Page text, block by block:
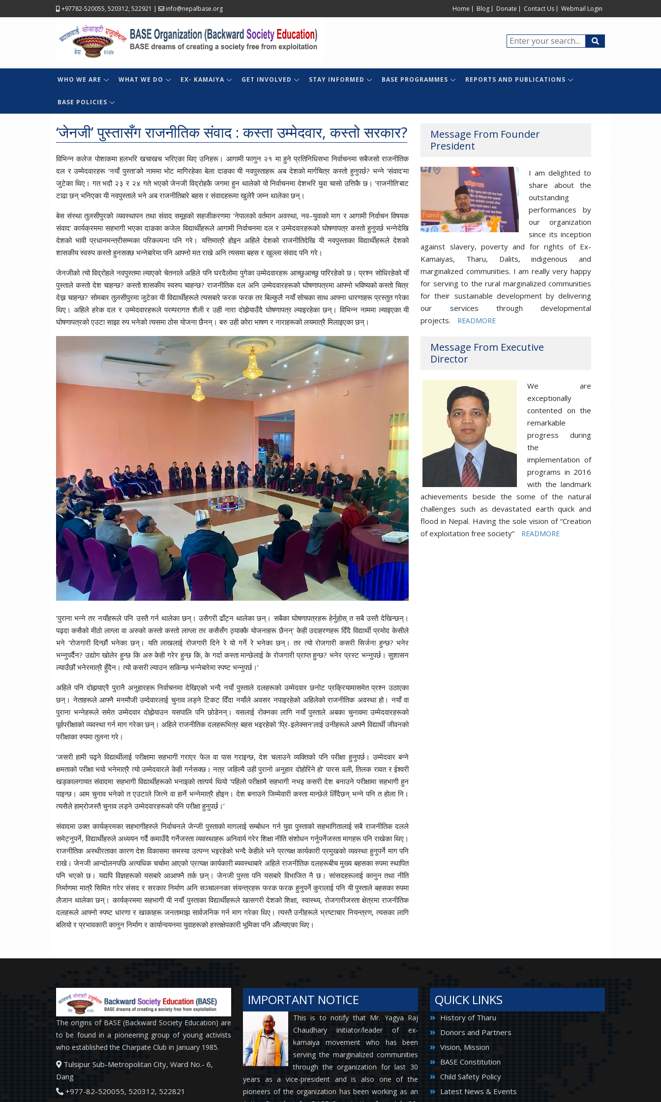
+97782-520055, 520312, 522921 | info@nepalbase.org Home Blog Donate Contact Us Webmail Login
WHO WE ARE WHAT WE DO EX- KAMAIYA GET INVOLVED STAY INFORMED BASE PROGRAMMES REPORTS AND PUBLICATIONS
BASE POLICIES
‘जेनजी’ पुस्तासँग राजनीतिक संवाद : कस्ता उम्मेदवार, कस्तो सरकार?
विभिन्न कलेज पोशाकमा हलभरि खचाखच भरिएका थिए उनिहरू। आगामी फागुन २१ मा हुने प्रतिनिधिसभा निर्वाचनमा सबैजसो राजनीतिक
दल र उम्मेदवारहरू ‘नयाँ पुस्ता’को नाममा भोट मागिरहेका बेला दाङका यी नवपुस्ताहरू अब देशको मार्गचित्र कस्तो हुनुपर्छ? भन्ने ‘संवाद’मा
जुटेका थिए। गत भदौ २३ र २४ गते भएको जेनजी विद्रोहकै जगमा हुन थालेको यो निर्वाचनमा देशभरि युवा चासो उत्तिकै छ। ‘राजनीति’बाट
टाढा छन् भनिएका यी नवपुस्ताले भने अब राजनीतिबारे बहस र संवादहरूमा खुलेरै जम्न थालेका छन्।
बेस संस्था तुलसीपुरको व्यवस्थापन तथा संवाद समूहको सहजीकरणमा ‘नेपालको वर्तमान अवस्था, नव–युवाको माग र आगामी निर्वाचन विषयक
संवाद’ कार्यक्रममा सहभागी भएका दाङका कजेल विद्यार्थीहरूले आगामी निर्वाचनमा दल र उम्मेदवारहरूको घोषणापत्र कस्तो हुनुपर्छ भन्नेदेखि
देशको भावी प्रधानमन्त्रीसम्मका परिकल्पना पनि गरे। यत्तिमात्रै होइन अहिले देशको राजनीतिदेखि यी नवपुस्ताका विद्यार्थीहरूले देशको
शासकीय स्वरुप कस्तो हुनसक्छ भन्नेबारेमा पनि आफ्नो मत राखे अनि त्यसमा बहस र खुल्ला संवाद पनि गरे।
जेनजीको त्यो विद्रोहले नवपुस्तमा ल्याएको चेतनाले अहिले पनि घरदैलोमा पुगेका उम्मेदवारहरू आच्छुआच्छु पारिरहेको छ। प्रश्न सोधिरहेको योँ
पुस्ताले कस्तो देश चाहन्छ? कस्तो शासकीय स्वरुप चाहन्छ? राजनीतिक दल अनि उम्मेदवारहरूको घोषणापत्रमा आफ्नो भविष्यको कस्तो चित्र
देख्न चाहन्छ? सोमबार तुलसीपुरमा जुटेका यी विद्यार्थीहरूले त्यसबारे फरक फरक तर बिल्कुलै नयाँ सोचका साथ आफ्ना धारणाहरू प्रस्तुत गरेका
थिए। अहिले हरेक दल र उम्मेदवारहरूले परम्परागत शैली र उही नारा दोहोर्‍याउँदै घोषणापत्र ल्याइरहेका छन्। विभिन्न नाममा ल्याइएका यी
घोषणापत्रको एउटा साझा रुप भनेको त्यसमा ठोस योजना छैनन्। बरु उही कोरा भाषण र नाराहरूको लयमात्रै मिलाइएका छन्।
‘पुराना भन्ने तर नयाँहरूले पनि उस्तै गर्न थालेका छन्। उसैगरी ढाँट्न थालेका छन्। सबैका घोषणापत्रहरू हेर्नुहोस् त सबै उस्तै देखिन्छन्।
पढ्दा कसैको मीठो लाग्ला वा अरुको कस्तो कस्तो लाग्ला तर कसैसँग ठ्याक्कै योजनाहरू छैनन्’ केही उदाहरणहरू दिँदै विद्यार्थी प्रमोद केसीले
भने ‘रोजगारी दिन्छौं भनेका छन्। यति लाखलाई रोजगारी दिने रे यो गर्ने रे भनेका छन्। तर त्यो रोजगारी कसरी सिर्जना हुन्छ? भनेर
भन्नुपर्दैन? उद्योग खोलेर हुन्छ कि अरु केही गरेर हुन्छ कि, के गर्दा कस्ता मान्छेलाई के रोजगारी प्राप्त हुन्छ? भनेर प्रस्ट भन्नुपर्छ। सुशासन
ल्याउँछौं भनेरमात्रै हुँदैन। त्यो कसरी ल्याउन सकिन्छ भन्नेबारेमा स्पष्ट भन्नुपर्छ।’
अहिले पनि दोहार्‍याएरै पुरानै अनुहारहरू निर्वाचनमा देखिएको भन्दै नयाँ पुस्ताले दलहरूको उम्मेदवार छनोट प्रक्रियामासमेत प्रश्न उठाएका
छन्। नेताहरूले आफ्नै मनमौजी उम्देवारलाई चुनाव लड्ने टिकट दिँदा नयाँले अवसर नपाइरहेको अहिलेको राजनीतिक अवस्था हो। नयाँ वा
पुराना भन्नेहरूले समेत उम्मेदवार दोहोर्‍याउन यसपालि पनि छोडेनन्। यसलाई रोक्नका लागि नयाँ पुस्ताले अबका चुनावमा उम्मेदवारहरूको
पूर्वपरीक्षाको व्यवस्था गर्न माग गरेका छन्। अहिले राजनीतिक दलहरूभित्र बहस भइरहेको ‘प्रि-इलेक्सन’लाई उनीहरूले आफ्नै विद्यार्थी जीवनको
परीक्षाका रुपमा तुलना गरे।
‘जसरी हामी पढ्ने विद्यार्थीलाई परीक्षामा सहभागी गराएर फेल वा पास गराइन्छ, देश चलाउने व्यक्तिको पनि परीक्षा हुनुपर्छ। उम्मेदवार बन्ने
क्षमताको परीक्षा भयो भनेमात्रै त्यो उम्मेदवारले केही गर्नसक्छ। नत्र जहिल्यै उही पुरानो अनुहार दोहोरिने हो’ पारस वली, तिलक रावत र ईश्वरी
खड्कालगायत संवादमा सहभागी विद्यार्थीहरूको भनाइको तात्पर्य थियो ‘पहिलो परीक्षामै सहभागी नभइ कसरी देश बनाउने परीक्षामा सहभागी हुन
पाइन्छ। आम चुनाव भनेको त एउटाले जित्ने वा हार्ने भन्नेमात्रै होइन। देश बनाउने जिम्मेवारी कस्ता मान्छेले लिँदैछन् भन्ने पनि त होला नि।
त्यसैले हाम्रोजस्तै चुनाव लड्ने उम्मेदवारहरूको पनि परीक्षा हुनुपर्छ।’
संवादमा उक्त कार्यक्रमका सहभागीहरुले निर्वाचनले जेन्जी पुस्ताको मागलाई सम्बोधन गर्न युवा पुस्ताको सहभागितालाई सबै राजनीतिक दलले
समेट्नुपर्ने, विद्यार्थीहरुले अध्ययन गर्दै कमाउँदै गर्नेजस्ता व्यवस्थाहरू अनिवार्य गरेर शिक्षा नीति संशोधन गर्नुपर्नेजस्ता मागहरू पनि राखेका थिए।
राजनीतिक अस्थीरताका कारण देश विकासमा समस्या उत्पन्न भइरहेको भन्दै केहीले भने प्रत्यक्ष कार्यकारी प्रमुखको व्यवस्था हुनुपर्ने माग पनि
राखे। जेनजी आन्दोलनपछि अत्यधिक चर्चामा आएको प्रत्यक्ष कार्यकारी ब्यवस्थाबारे अहिले राजनीतिक दलहरूबीच मुख्य बहसका रुपमा स्थापित
पनि भएको छ। यद्यपि विज्ञहरूको यसबारे आआफ्नै तर्क छन्। जेनजी पुस्ता पनि यसबारे विभाजित नै छ। सांसदहरूलाई कानुन तथा नीति
निर्माणमा मात्रै सिमित गरेर संसद र सरकार निर्माण अनि सञ्चालनका संयन्त्रहरू फरक फरक हुनुपर्ने कुरालाई पनि यी पुस्ताले बहसका रुपमा
लैजान थालेका छन्। कार्यक्रममा सहभागी यी नयाँ पुस्ताका विद्यार्थीहरूले खासगरी देशको शिक्षा, स्वास्थ्य, रोजगारीजस्ता क्षेत्रमा राजनीतिक
दलहरूले आफ्नो स्पष्ट धारणा र खाकाहरू जनतामाझ सार्वजनिक गर्न माग गरेका थिए। त्यस्तै उनीहरूले भ्रष्टाचार नियन्त्रण, त्यसका लागि
बलियो र प्रभावकारी कानुन निर्माण र कार्यान्वयनमा युवाहरूको हस्तक्षेपकारी भूमिका पनि औंल्याएका थिए।
Message From Founder
President
I am delighted to
share about the
outstanding
performances by
our organization
since its inception
against slavery, poverty and for rights of Ex-
Kamaiyas, Tharu, Dalits, indigenous and
marginalized communities. I am really very happy
for serving to the rural marginalized communities
for their sustainable development by delivering
our services through developmental
projects.
READMORE
Message From Executive
Director
We are
exceptionally
contented on the
remarkable
progress during
the
implementation of
programs in 2016
with the landmark
achievements beside the some of the natural
challenges such as devastated earth quick and
flood in Nepal. Having the sole vision of “Creation
of exploitation free society”
READMORE
The origins of BASE (Backward Society Education) are
to be found in a pioneering group of young activists
who established the Charpate Club in January 1985.
Tulsipur Sub-Metropolitan City, Ward No.- 6,
Dang
+977-82-520055, 520312, 522821
IMPORTANT NOTICE
This is to notify that Mr. Yagya Raj
Chaudhary initiator/leader of ex-
kamaiya movement who has been
serving the marginalized communities
through the organization for last 30
years as a vice-president and is also one of the
pioneers of the organization has been working as an
QUICK LINKS
History of Tharu
Donors and Partners
Vision, Mission
BASE Constitution
Child Safety Policy
Latest News & Events